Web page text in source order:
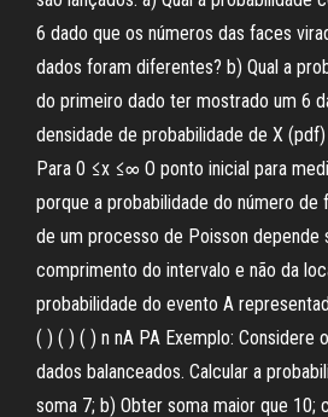
6 dado que os números das faces
dados foram diferentes? b) Qual a
do primeiro dado ter mostrado um 6
densidade de probabilidade de X
Para 0 ≤x ≤∞ O ponto inicial para
porque a probabilidade do número de
de um processo de Poisson depende
comprimento do intervalo e não da
probabilidade do evento A
( ) ( ) ( ) n nA PA Exemplo: Considere
dados balanceados. Calcular a
soma 7; b) Obter soma maior que 10;